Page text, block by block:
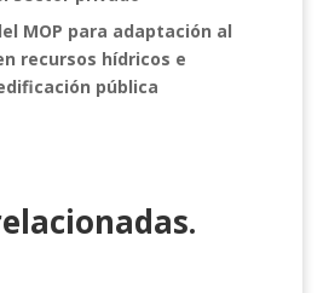
MOP para adaptación al
recursos hídricos e
pública